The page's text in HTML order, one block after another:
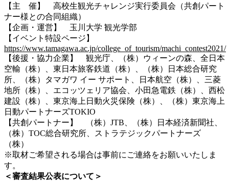
【主 催】 高校生観光チャレンジ実行委員会（共創パート
ナー様との合同組織）
【企画・運営】 玉川大学 観光学部
【イベント特設ページ】
https://www.tamagawa.ac.jp/college_of_tourism/machi_contest2021/
【後援・協力企業】 観光庁、（株）ウィーンの森、全日本
空輸（株）、東日本旅客鉄道（株）、（株）日本総合研究
所、（株）タマガワ イー サポート、日本航空（株）、三菱
地所（株）、エコッツェリア協会、小田急電鉄（株）、西松
建設（株）、東京海上日動火災保険（株）、（株）東京海上
日動パートナーズTOKIO
【共創パートナー】 （株）JTB、（株）日本経済新聞社、
（株）TOC総合研究所、ストラテジックパートナーズ
（株）
※取材ご希望される場合は事前にご連絡をお願いいたしま
す。
＜審査結果公表について＞